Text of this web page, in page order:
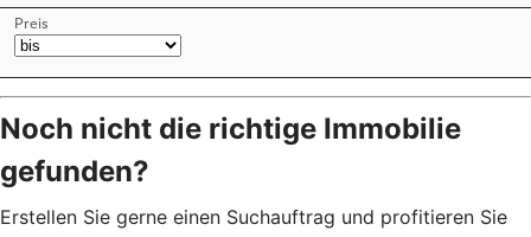
Noch nicht die richtige Immobilie
gefunden?
Erstellen Sie gerne einen Suchauftrag und profitieren Sie